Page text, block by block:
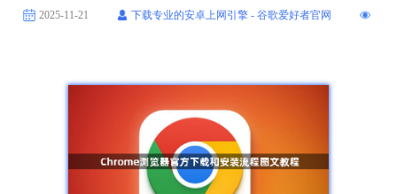
2025-11-21 下载专业的安卓上网引擎 - 谷歌爱好者官网